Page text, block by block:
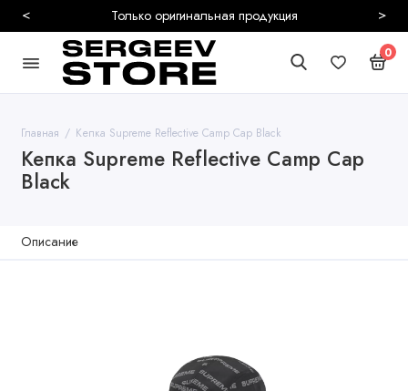
Безопасная и быстрая доставка
< >
0
Главная Кепка Supreme Reflective Camp Cap Black
Кепка Supreme Reflective Camp Cap
Black
Описание